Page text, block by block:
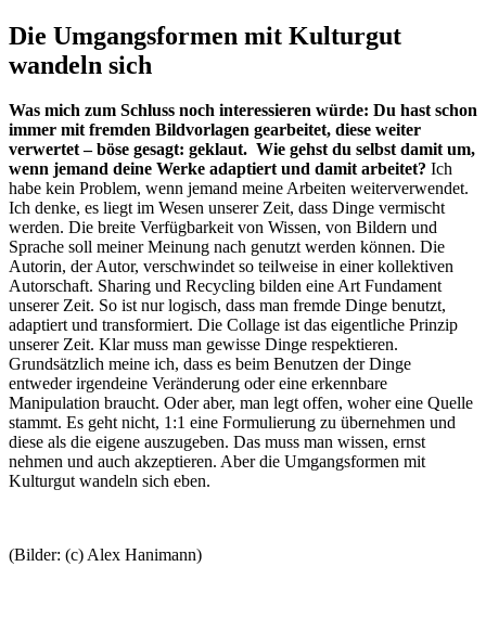
Die Umgangsformen mit Kulturgut
wandeln sich
Was mich zum Schluss noch interessieren würde: Du hast schon
immer mit fremden Bildvorlagen gearbeitet, diese weiter
verwertet – böse gesagt: geklaut. Wie gehst du selbst damit um,
wenn jemand deine Werke adaptiert und damit arbeitet? Ich
habe kein Problem, wenn jemand meine Arbeiten weiterverwendet.
Ich denke, es liegt im Wesen unserer Zeit, dass Dinge vermischt
werden. Die breite Verfügbarkeit von Wissen, von Bildern und
Sprache soll meiner Meinung nach genutzt werden können. Die
Autorin, der Autor, verschwindet so teilweise in einer kollektiven
Autorschaft. Sharing und Recycling bilden eine Art Fundament
unserer Zeit. So ist nur logisch, dass man fremde Dinge benutzt,
adaptiert und transformiert. Die Collage ist das eigentliche Prinzip
unserer Zeit. Klar muss man gewisse Dinge respektieren.
Grundsätzlich meine ich, dass es beim Benutzen der Dinge
entweder irgendeine Veränderung oder eine erkennbare
Manipulation braucht. Oder aber, man legt offen, woher eine Quelle
stammt. Es geht nicht, 1:1 eine Formulierung zu übernehmen und
diese als die eigene auszugeben. Das muss man wissen, ernst
nehmen und auch akzeptieren. Aber die Umgangsformen mit
Kulturgut wandeln sich eben.
(Bilder: (c) Alex Hanimann)